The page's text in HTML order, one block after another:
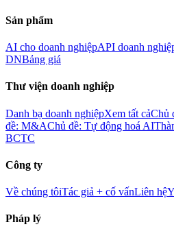
Sản phẩm
AI cho doanh nghiệpAPI doanh
DNBảng giá
Thư viện doanh nghiệp
Danh bạ doanh nghiệpXem tất cảChủ
đề: M&AChủ đề: Tự động hoá AI
BCTC
Công ty
Về chúng tôiTác giả + cố vấnLiên hệ
Pháp lý